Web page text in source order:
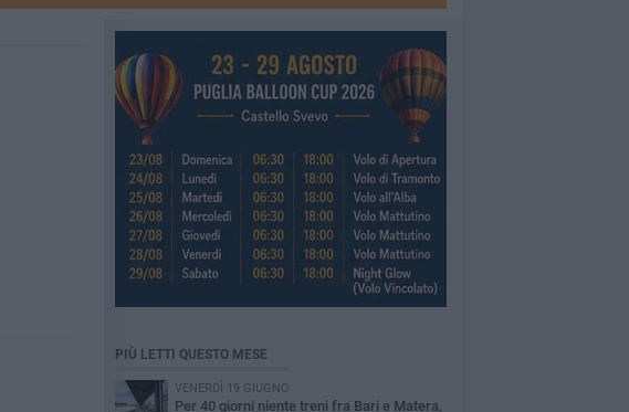
PIÙ LETTI QUESTO MESE
VENERDÌ 19 GIUGNO
Per 40 giorni niente treni fra Bari e Matera,